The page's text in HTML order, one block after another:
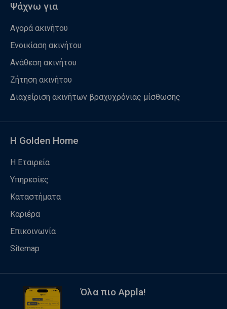
Ψάχνω για
Αγορά ακινήτου
Ενοικίαση ακινήτου
Ανάθεση ακινήτου
Ζήτηση ακινήτου
Διαχείριση ακινήτων βραχυχρόνιας μίσθωσης
Η Golden Home
Η Εταιρεία
Υπηρεσίες
Καταστήματα
Καριέρα
Επικοινωνία
Sitemap
Όλα πιο Appla!